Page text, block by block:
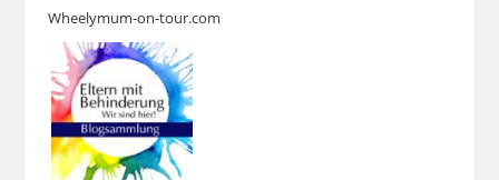
Wheelymum-on-tour.com